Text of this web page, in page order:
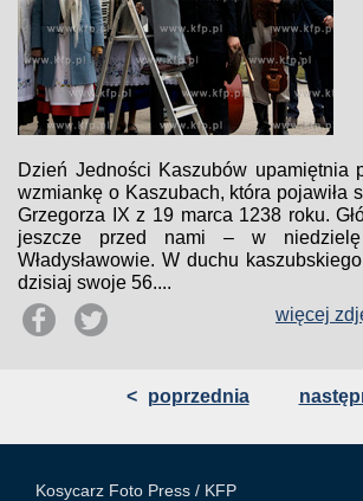
Dzień Jedności Kaszubów upamiętnia
wzmiankę o Kaszubach, która pojawiła
Grzegorza IX z 19 marca 1238 roku.
jeszcze przed nami – w
Władysławowie. W duchu
dzisiaj swoje 56....
więcej
< poprzednia
Kosycarz Foto Press / KFP